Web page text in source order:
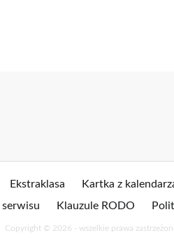
Ekstraklasa Kartka z
serwisu
Klauzule RODO
Copyright © 2026 - wszelkie prawa